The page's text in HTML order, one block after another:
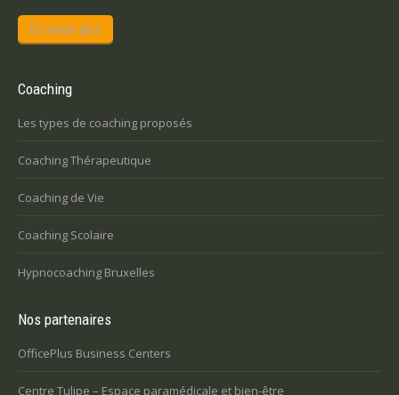
En savoir plus
Coaching
Les types de coaching proposés
Coaching Thérapeutique
Coaching de Vie
Coaching Scolaire
Hypnocoaching Bruxelles
Nos partenaires
OfficePlus Business Centers
Centre Tulipe – Espace paramédicale et bien-être